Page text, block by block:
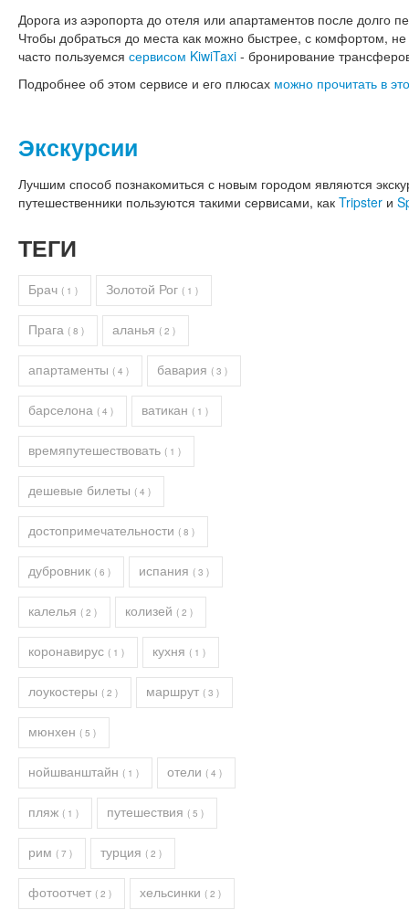
Дорога из аэропорта до отеля или апартаментов после долго
Чтобы добраться до места как можно быстрее, с комфортом,
часто пользуемся сервисом KiwiTaxi - бронирование
Подробнее об этом сервисе и его плюсах можно прочитать в
Экскурсии
Лучшим способ познакомиться с новым городом являются
путешественники пользуются такими сервисами, как Tripster и
ТЕГИ
Брач ( 1 ) Золотой Рог ( 1 )
Прага ( 8 ) аланья ( 2 )
апартаменты ( 4 ) бавария ( 3 )
барселона ( 4 ) ватикан ( 1 )
времяпутешествовать ( 1 )
дешевые билеты ( 4 )
достопримечательности ( 8 )
дубровник ( 6 ) испания ( 3 )
калелья ( 2 ) колизей ( 2 )
коронавирус ( 1 ) кухня ( 1 )
лоукостеры ( 2 ) маршрут ( 3 )
мюнхен ( 5 )
нойшванштайн ( 1 ) отели ( 4 )
пляж ( 1 ) путешествия ( 5 )
рим ( 7 ) турция ( 2 )
фотоотчет ( 2 ) хельсинки ( 2 )